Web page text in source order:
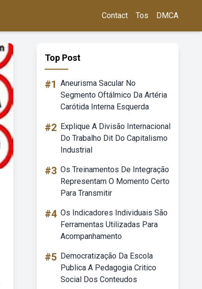
Contact Tos DMCA
Top Post
#1 Aneurisma Sacular No
Segmento Oftálmico Da Artéria
Carótida Interna Esquerda
#2 Explique A Divisão Internacional
Do Trabalho Dit Do Capitalismo
Industrial
#3 Os Treinamentos De Integração
Representam O Momento Certo
Para Transmitir
#4 Os Indicadores Individuais São
Ferramentas Utilizadas Para
Acompanhamento
#5 Democratização Da Escola
Publica A Pedagogia Critico
Social Dos Conteudos